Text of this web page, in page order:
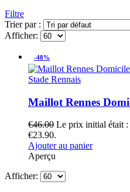
Filtre
Trier par :
Afficher:
-48%
Stade Rennais
Maillot Rennes
€46.00 Le prix initial était :
€23.90.
Ajouter au panier
Aperçu
Afficher: